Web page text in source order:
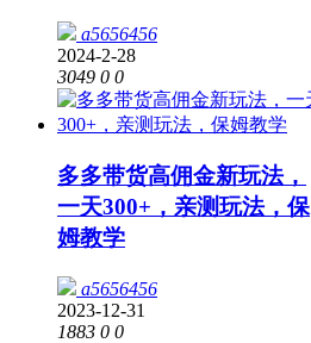
a5656456
2024-2-28
3049 0 0
多多带货高佣金新玩法，
一天300+，亲测玩法，保
姆教学
a5656456
2023-12-31
1883 0 0